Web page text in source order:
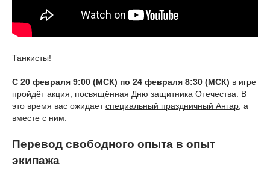
Танкисты!
С 20 февраля 9:00 (МСК) по 24 февраля 8:30 (МСК) в игре
пройдёт акция, посвящённая Дню защитника Отечества. В
это время вас ожидаетспециальный праздничный Ангар , а
вместе с ним:
Перевод свободного опыта в опыт
экипажа